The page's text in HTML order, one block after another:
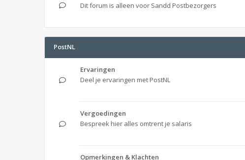
Dit forum is alleen voor Sandd Postbezorgers
PostNL
Ervaringen
Deel je ervaringen met PostNL
Vergoedingen
Bespreek hier alles omtrent je salaris
Opmerkingen & Klachten